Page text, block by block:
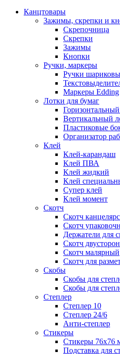
Канцтовары
Зажимы, скрепки и
Скрепочница
Скрепки
Зажимы
Кнопки
Ручки, маркеры
Ручки
Маркеры Edding
Лотки для бумаг
Вертикальный
Пластиковые
Организатор
Клей
Клей-карандаш
Клей ПВА
Клей жидкий
Клей
Супер клей
Клей момент
Скотч
Скотч
Скотч
Держатели для
Скотч
Скотч малярный
Скотч для
Скобы
Скобы для
Скобы для
Степлер
Степлер 10
Степлер 24/6
Анти-степлер
Стикеры
Стикеры 76x76
Подставка для